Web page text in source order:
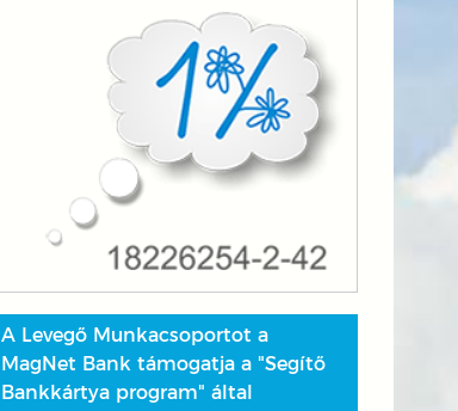
A Levegő Munkacsoportot a
MagNet Bank támogatja a "Segítő
Bankkártya program" által